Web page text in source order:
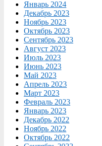
Январь 2024
Декабрь 2023
Ноябрь 2023
Октябрь 2023
Сентябрь 2023
Август 2023
Июль 2023
Июнь 2023
Май 2023
Апрель 2023
Март 2023
Февраль 2023
Январь 2023
Декабрь 2022
Ноябрь 2022
Октябрь 2022